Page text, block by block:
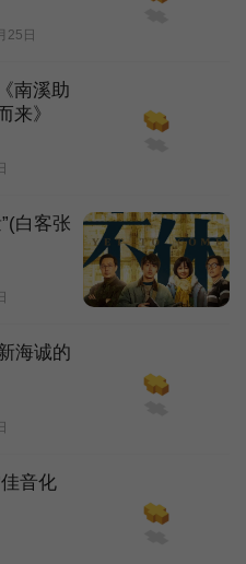
25日
南溪助
来》
白客张
海诚的
音化